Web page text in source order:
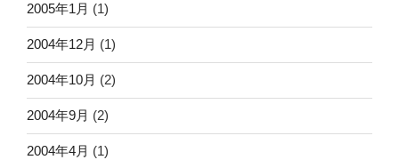
2005年1月 (1)
2004年12月 (1)
2004年10月 (2)
2004年9月 (2)
2004年4月 (1)